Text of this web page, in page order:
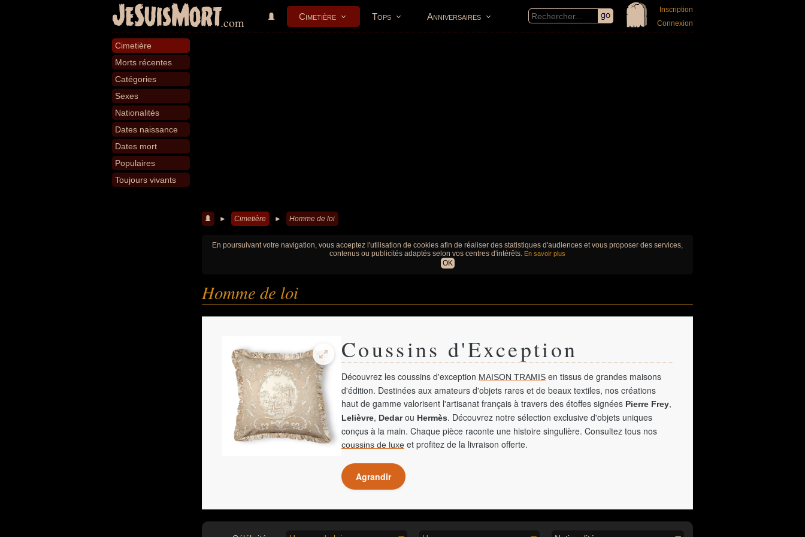
JeSuisMort.com Cimetière Tops Anniversaires
Inscription
Connexion
Cimetière
Morts récentes
Catégories
Sexes
Nationalités
Dates naissance
Dates mort
Populaires
Toujours vivants
► Cimetière ► Homme de loi
En poursuivant votre navigation, vous acceptez l'utilisation de cookies afin de réaliser des statistiques d'audiences et vous proposer des services,
contenus ou publicités adaptés selon vos centres d'intérêts. En savoir plus
OK
Homme de loi
Coussins d'Exception
Découvrez les coussins d'exception MAISON TRAMIS en tissus de grandes maisons
d'édition. Destinées aux amateurs d'objets rares et de beaux textiles, nos créations
haut de gamme valorisent l'artisanat français à travers des étoffes signées Pierre Frey,
Lelièvre, Dedarou Hermès. Découvrez notre sélection exclusive d'objets uniques
conçus à la main. Chaque pièce raconte une histoire singulière. Consultez tous nos
coussins de luxe et profitez de la livraison offerte.
Agrandir